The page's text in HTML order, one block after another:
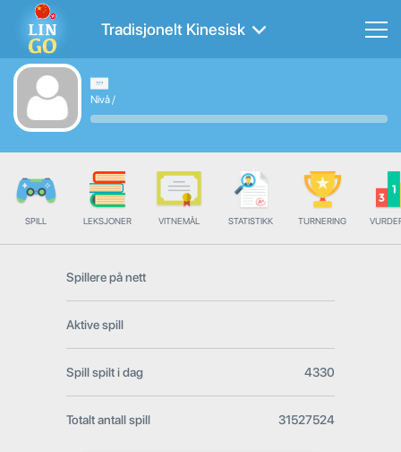
Tradisjonelt Kinesisk
Nivå/
SPILL LEKSJONER VITNEMÅL STATISTIKK TURNERING
Spillere på nett
Aktive spill
Spill spilt i dag 4330
Totalt antall spill 31527524